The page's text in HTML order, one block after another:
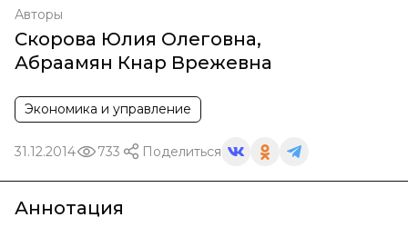
Авторы
Скорова Юлия Олеговна,
Абраамян Кнар Врежевна
Экономика и управление
31.12.2014 733 Поделиться
Аннотация